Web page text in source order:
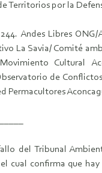
Territorios por la
Andes Libres
La Savia/ Comité
Cultural
de
Permacultores
del Tribunal
cual confirma que